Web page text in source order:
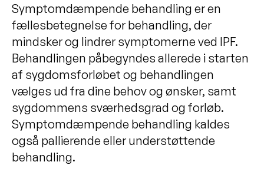
Symptomdæmpende behandling er en
fællesbetegnelse for behandling, der
mindsker og lindrer symptomerne ved IPF.
Behandlingen påbegyndes allerede i starten
af sygdomsforløbet og behandlingen
vælges ud fra dine behov og ønsker, samt
sygdommens sværhedsgrad og forløb.
Symptomdæmpende behandling kaldes
også pallierende eller understøttende
behandling.